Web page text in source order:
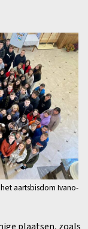
aartsbisdom Ivano-
plaatsen, zoals